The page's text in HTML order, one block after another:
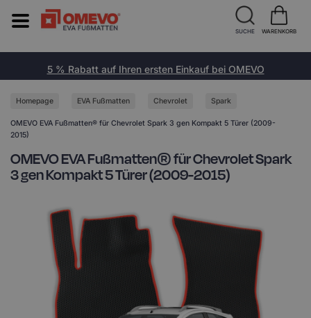
5 % Rabatt auf Ihren ersten Einkauf bei OMEVO
Homepage EVA Fußmatten Chevrolet Spark
OMEVO EVA Fußmatten® für Chevrolet Spark 3 gen Kompakt 5 Türer (2009-
2015)
OMEVO EVA Fußmatten® für Chevrolet Spark
3 gen Kompakt 5 Türer (2009-2015)
SUCHE WARENKORB